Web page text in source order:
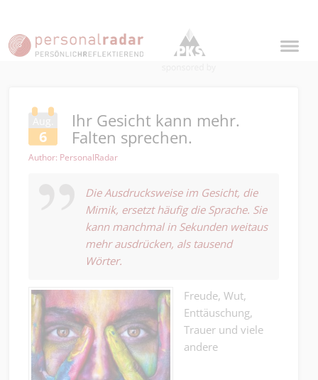
Aug.
6
Ihr Gesicht kann mehr.
Falten sprechen.
Author: PersonalRadar
Die Ausdrucksweise im Gesicht, die
Mimik, ersetzt häufig die Sprache. Sie
kann manchmal in Sekunden weitaus
mehr ausdrücken, als tausend
Wörter.
Freude, Wut,
Enttäuschung,
Trauer und viele
andere